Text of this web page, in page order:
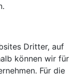
Dritter, auf
können wir für
Für die